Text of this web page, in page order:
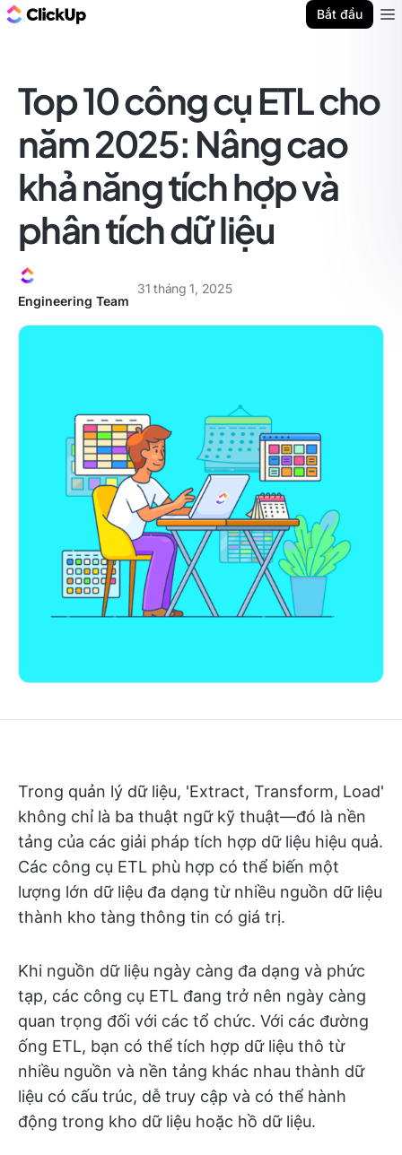
Bắt đầu
Top 10 công cụ ETL cho
năm 2025: Nâng cao
khả năng tích hợp và
phân tích dữ liệu
Engineering Team
31 tháng 1, 2025
Trong quản lý dữ liệu, 'Extract, Transform, Load'
không chỉ là ba thuật ngữ kỹ thuật—đó là nền
tảng của các giải pháp tích hợp dữ liệu hiệu quả.
Các công cụ ETL phù hợp có thể biến một
lượng lớn dữ liệu đa dạng từ nhiều nguồn dữ liệu
thành kho tàng thông tin có giá trị.
Khi nguồn dữ liệu ngày càng đa dạng và phức
tạp, các công cụ ETL đang trở nên ngày càng
quan trọng đối với các tổ chức. Với các đường
ống ETL, bạn có thể tích hợp dữ liệu thô từ
nhiều nguồn và nền tảng khác nhau thành dữ
liệu có cấu trúc, dễ truy cập và có thể hành
động trong kho dữ liệu hoặc hồ dữ liệu.